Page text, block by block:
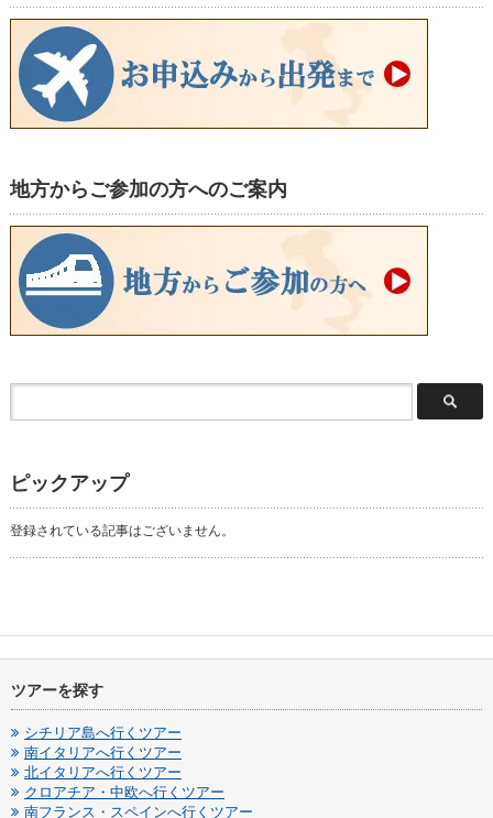
地方からご参加の方へのご案内
ピックアップ
登録されている記事はございません。
ツアーを探す
シチリア島へ行くツアー
南イタリアへ行くツアー
北イタリアへ行くツアー
クロアチア・中欧へ行くツアー
南フランス・スペインへ行くツアー